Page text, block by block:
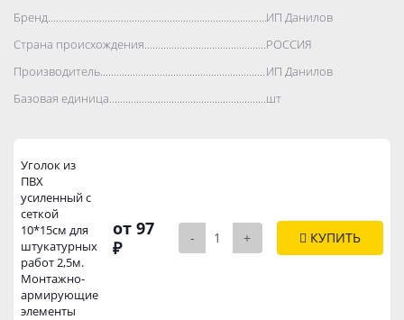
Бренд..................................................................................ИП Данилов
Страна происхождения..................................................................................
РОССИЯ
Производитель..................................................................................
ИП Данилов
Базовая единица..................................................................................
шт
Уголок из
ПВХ
усиленный с
сеткой
10*15см для
штукатурных
работ 2,5м.
Монтажно-
армирующие
элементы
от 97
₽
- + КУПИТЬ